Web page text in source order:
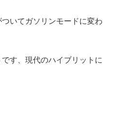
いてガソリンモードに変わ
す、現代のハイブリットに